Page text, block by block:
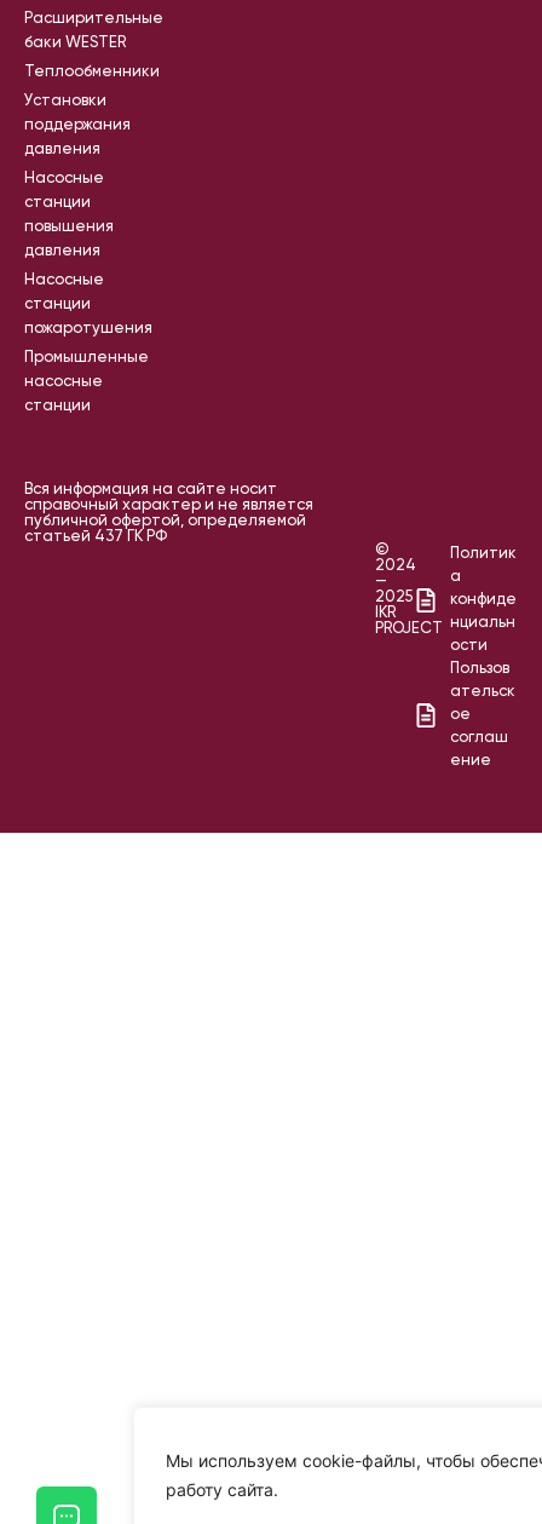
Мы используем cookie-файлы, чтобы
работу сайта.
Расширительные
баки WESTER
Теплообменники
Установки
поддержания
давления
Насосные
станции
повышения
давления
Насосные
станции
пожаротушения
Промышленные
насосные
станции
Вся информация на сайте носит
справочный характер и не является
публичной офертой, определяемой
статьей 437 ГК РФ
©
2024
—
2025
IKR
PROJECT
Политик
а
конфиде
нциальн
ости
Пользов
ательск
ое
соглаш
ение